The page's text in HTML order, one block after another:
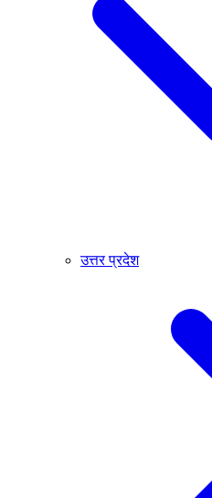
उत्तर प्रदेश